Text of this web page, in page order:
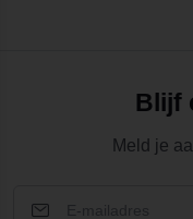
Blijf
Meld je